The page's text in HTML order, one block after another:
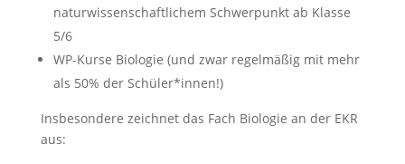
naturwissenschaftlichem Schwerpunkt ab Klasse
5/6
WP-Kurse Biologie (und zwar regelmäßig mit mehr
als 50% der Schüler*innen!)
Insbesondere zeichnet das Fach Biologie an der EKR
aus: